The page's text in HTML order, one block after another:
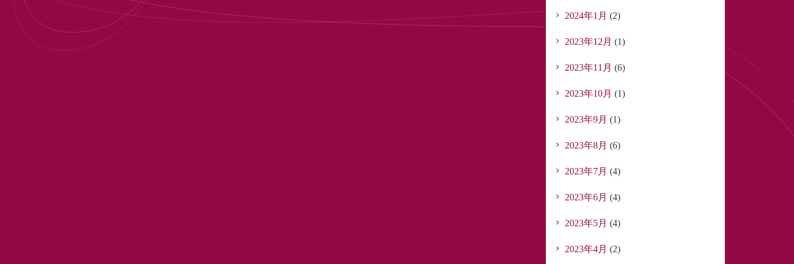
2024年1月 (2)
2023年12月 (1)
2023年11月 (6)
2023年10月 (1)
2023年9月 (1)
2023年8月 (6)
2023年7月 (4)
2023年6月 (4)
2023年5月 (4)
2023年4月 (2)